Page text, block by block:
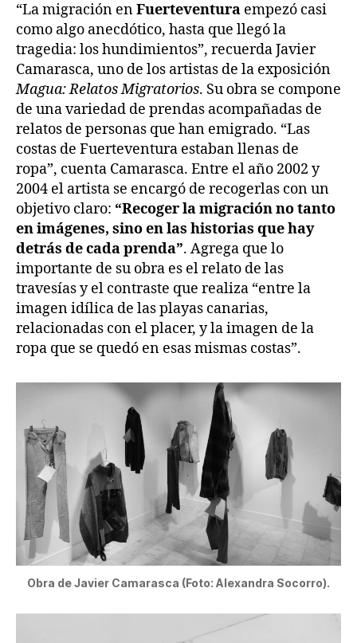
“La migración enFuerteventura empezó casi
como algo anecdótico, hasta que llegó la
tragedia: los hundimientos”, recuerda Javier
Camarasca, uno de los artistas de la exposición
Magua: Relatos Migratorios. Su obra se compone
de una variedad de prendas acompañadas de
relatos de personas que han emigrado. “Las
costas de Fuerteventura estaban llenas de
ropa”, cuenta Camarasca. Entre el año 2002 y
2004 el artista se encargó de recogerlas con un
objetivo claro: “Recoger la migración no tanto
en imágenes, sino en las historias que hay
detrás de cada prenda”. Agrega que lo
importante de su obra es el relato de las
travesías y el contraste que realiza “entre la
imagen idílica de las playas canarias,
relacionadas con el placer, y la imagen de la
ropa que se quedó en esas mismas costas”.
Obra de Javier Camarasca (Foto: Alexandra Socorro).